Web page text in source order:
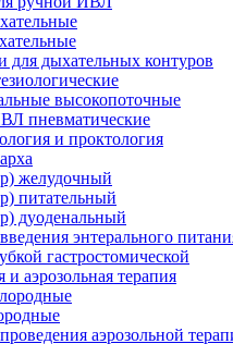
для дыхательных контуров
высокопоточные
пневматические
и проктология
желудочный
питательный
дуоденальный
энтерального
гастростомической
и аэрозольная терапия
аэрозольной